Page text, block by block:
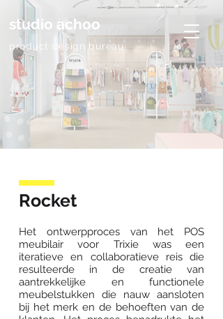
studio achoo
product design bureau
Rocket
Het ontwerpproces van het POS
meubilair voor Trixie was een
iteratieve en collaboratieve reis die
resulteerde in de creatie van
aantrekkelijke en functionele
meubelstukken die nauw aansloten
bij het merk en de behoeften van de